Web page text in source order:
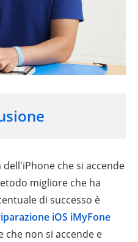
che si accende
migliore che ha
di successo è
iOS iMyFone
che non si accende e